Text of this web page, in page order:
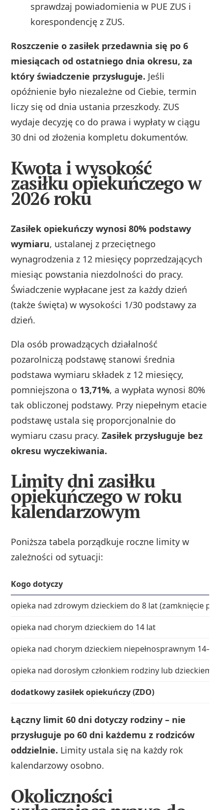
sprawdzaj powiadomienia w PUE ZUS i
korespondencję z ZUS.
Roszczenie o zasiłek przedawnia się po 6
miesiącach od ostatniego dnia okresu, za
który świadczenie przysługuje. Jeśli
opóźnienie było niezależne od Ciebie, termin
liczy się od dnia ustania przeszkody. ZUS
wydaje decyzję co do prawa i wypłaty w ciągu
30 dni od złożenia kompletu dokumentów.
Kwota i wysokość
zasiłku opiekuńczego w
2026 roku
Zasiłek opiekuńczy wynosi 80% podstawy
wymiaru, ustalanej z przeciętnego
wynagrodzenia z 12 miesięcy poprzedzających
miesiąc powstania niezdolności do pracy.
Świadczenie wypłacane jest za każdy dzień
(także święta) w wysokości 1/30 podstawy za
dzień.
Dla osób prowadzących działalność
pozarolniczą podstawę stanowi średnia
podstawa wymiaru składek z 12 miesięcy,
pomniejszona o 13,71%, a wypłata wynosi 80%
tak obliczonej podstawy. Przy niepełnym etacie
podstawę ustala się proporcjonalnie do
wymiaru czasu pracy.Zasiłek przysługuje bez
okresu wyczekiwania.
Limity dni zasiłku
opiekuńczego w roku
kalendarzowym
Poniższa tabela porządkuje roczne limity w
zależności od sytuacji:
Kogo dotyczy
opieka nad zdrowym dzieckiem do 8 lat (zamknięcie
opieka nad chorym dzieckiem do 14 lat
opieka nad chorym dzieckiem niepełnosprawnym
opieka nad dorosłym członkiem rodziny lub dzieckiem
dodatkowy zasiłek opiekuńczy (ZDO)
Łączny limit 60 dni dotyczy rodziny – nie
przysługuje po 60 dni każdemu z rodziców
oddzielnie. Limity ustala się na każdy rok
kalendarzowy osobno.
Okoliczności